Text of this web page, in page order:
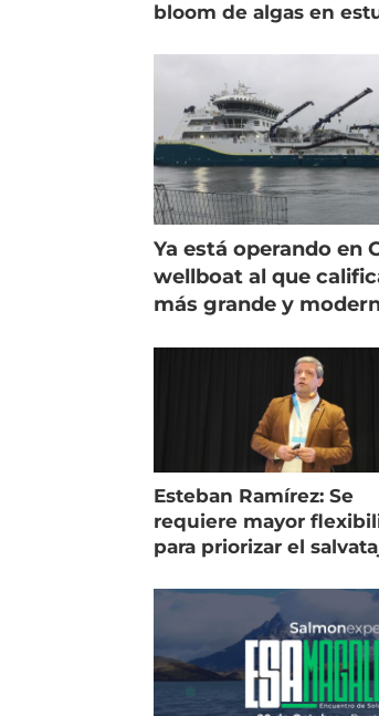
bloom de algas en
Ya está operando en
wellboat al que
más grande y
Esteban Ramírez: Se
requiere mayor
para priorizar el